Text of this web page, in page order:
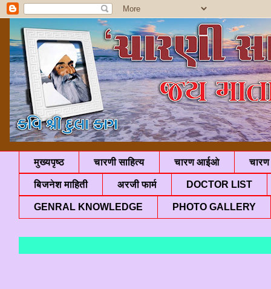
मुख्यपृष्ठ चारणी साहित्य चारण आईओ चारण
बिजनेश माहिती अरजी फार्म DOCTOR LIST
GENRAL KNOWLEDGE PHOTO GALLERY